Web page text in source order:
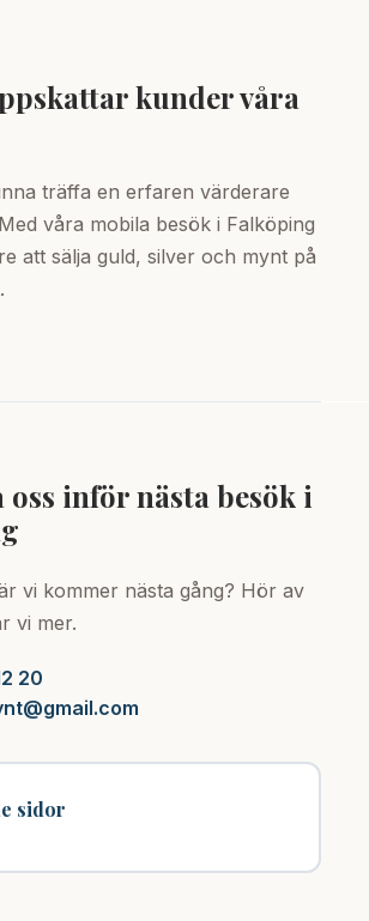
kunder våra
träffa en erfaren värderare
våra mobila besök i Falköping
att sälja guld, silver och mynt på
inför nästa besök i
vi kommer nästa gång? Hör av
vi mer.
20
sidor